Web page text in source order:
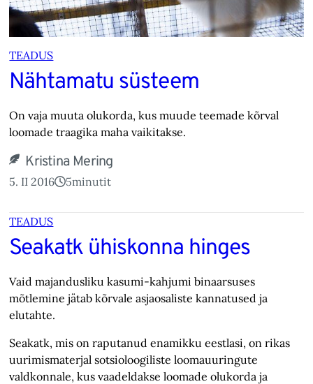
TEADUS
Nähtamatu süsteem
On vaja muuta olukorda, kus muude teemade kõrval
loomade traagika maha vaikitakse.
Kristina Mering
5. II 2016 5minutit
TEADUS
Seakatk ühiskonna hinges
Vaid majandusliku kasumi-kahjumi binaarsuses
mõtlemine jätab kõrvale asjaosaliste kannatused ja
elutahte.
Seakatk, mis on raputanud enamikku eestlasi, on rikas
uurimismaterjal sotsioloogiliste loomauuringute
valdkonnale, kus vaadeldakse loomade olukorda ja